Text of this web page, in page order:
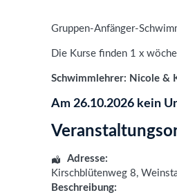
Gruppen-Anfänger-
Die Kurse finden 1 x
Schwimmlehrer: Nicole &
Am 26.10.2026 kein
Adresse:
Kirschblütenweg 8,
Beschreibung: